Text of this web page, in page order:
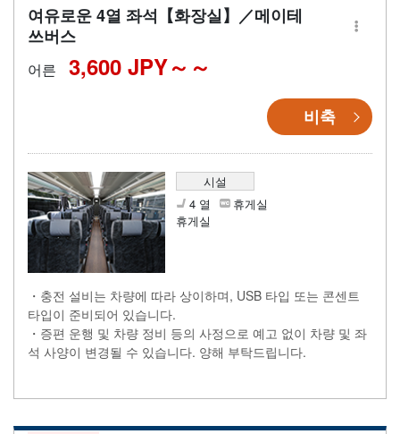
여유로운 4열 좌석【화장실】／메이테
쓰버스
어른 3,600 JPY～
비축
시설
4 열
휴게실
휴게실
・충전 설비는 차량에 따라 상이하며, USB 타입 또는 콘센트
타입이 준비되어 있습니다.
・증편 운행 및 차량 정비 등의 사정으로 예고 없이 차량 및 좌
석 사양이 변경될 수 있습니다. 양해 부탁드립니다.